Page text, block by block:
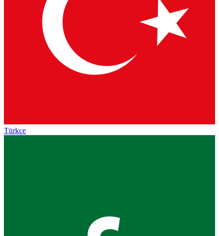
Türkçe